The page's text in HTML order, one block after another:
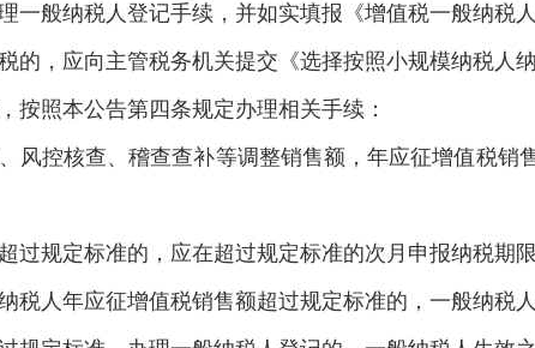
一般纳税人登记手续，并如实填报《增值税一般纳税
的，应向主管税务机关提交《选择按照小规模纳税人
按照本公告第四条规定办理相关手续：
风控核查、稽查查补等调整销售额，年应征增值税
过规定标准的，应在超过规定标准的次月申报纳税期限
税人年应征增值税销售额超过规定标准的，一般纳税